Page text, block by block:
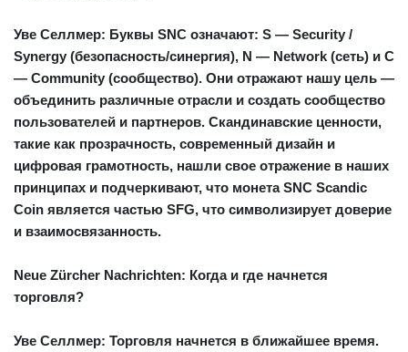
Уве Селлмер: Буквы SNC означают: S — Security /
Synergy (безопасность/синергия), N — Network (сеть) и C
— Community (сообщество). Они отражают нашу цель —
объединить различные отрасли и создать сообщество
пользователей и партнеров. Скандинавские ценности,
такие как прозрачность, современный дизайн и
цифровая грамотность, нашли свое отражение в наших
принципах и подчеркивают, что монета SNC Scandic
Coin является частью SFG, что символизирует доверие
и взаимосвязанность.
Neue Zürcher Nachrichten: Когда и где начнется
торговля?
Уве Селлмер: Торговля начнется в ближайшее время.